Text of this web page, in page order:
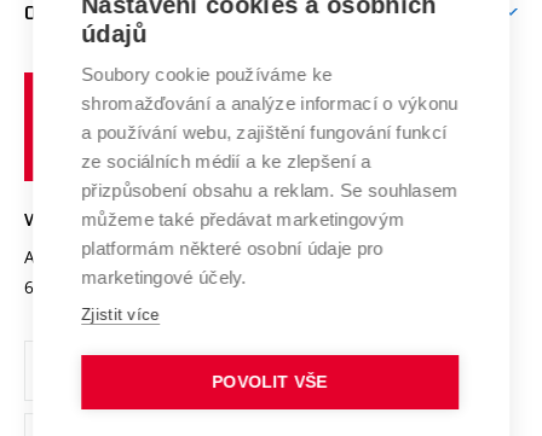
E-přihláška
Doktorské studium
Podpora podnikání
Systém zajišťování kvality výzkumu
Výzkumné infrastruktury
Transfer znalostí
Open Science
Projekty
Projekty ze strukturálních fondů
Specifický výzkum
Zahraniční spolupráce
Spolupráce se školami
Služby univerzity
Mezinárodní dohody
Univerzitní sítě
O UNIVERZITĚ
Profil univerzity
Udržitelná univerzita
Podnikavá univerzita / ContriBUTe
Bezpečná univerzita
Vyznamenání
Organizační struktura
Ochrana osobních údajů
učení
technické
VYSOKÉ UČENÍ TECHNICKÉ V BRNĚ
Antonínská 548/1
602 00 Brno
www.vut.cz
vut@vutbr.cz
údajů
Soubory cookie používáme ke
shromažďování a analýze informací o výkonu
a používání webu, zajištění fungování funkcí
ze sociálních médií a ke zlepšení a
přizpůsobení obsahu a reklam. Se souhlasem
můžeme také předávat marketingovým
platformám některé osobní údaje pro
marketingové účely.
Zjistit více
POVOLIT VŠE